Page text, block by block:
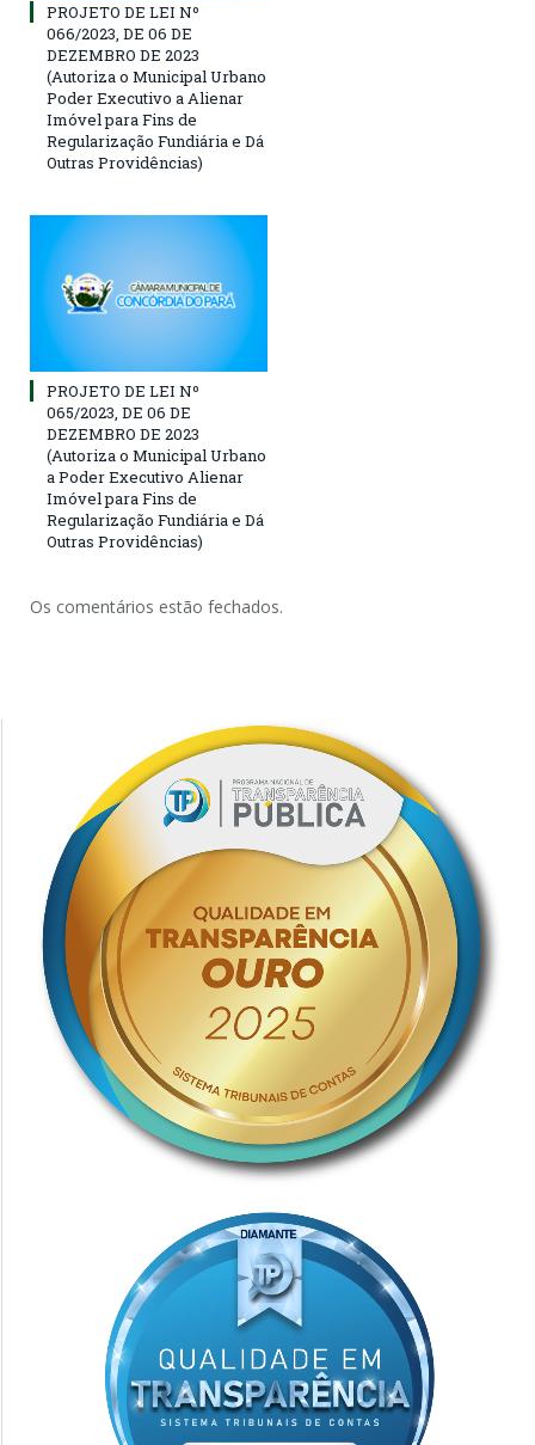
PROJETO DE LEI Nº
066/2023, DE 06 DE
DEZEMBRO DE 2023
(Autoriza o Municipal Urbano
Poder Executivo a Alienar
Imóvel para Fins de
Regularização Fundiária e Dá
Outras Providências)
PROJETO DE LEI Nº
065/2023, DE 06 DE
DEZEMBRO DE 2023
(Autoriza ο Municipal Urbano
a Poder Executivo Alienar
Imóvel para Fins de
Regularização Fundiária e Dá
Outras Providências)
Os comentários estão fechados.